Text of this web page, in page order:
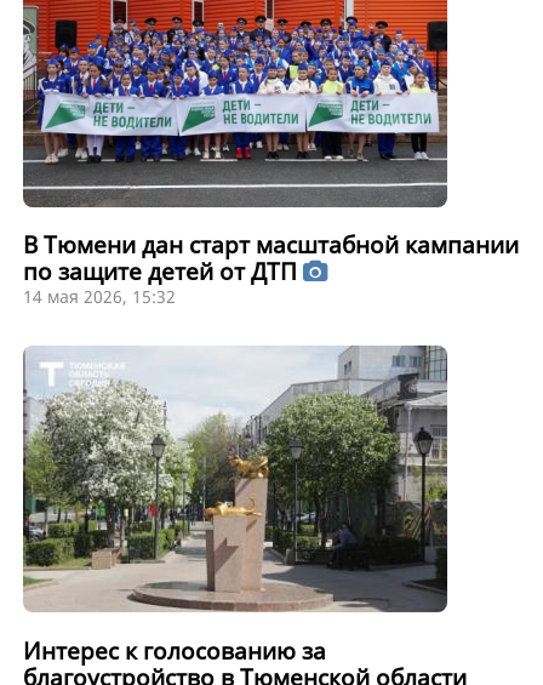
В Тюмени дан старт масштабной кампании
по защите детей от ДТП
14 мая 2026, 15:32
Интерес к голосованию за
благоустройство в Тюменской области